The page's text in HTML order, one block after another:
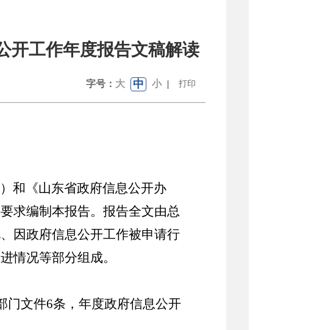
开工作年度报告文稿解读
字号： 大 中 小 | 打印
和《山东省政府信息公开办
求编制本报告。 报告全文由总
因政府信息公开工作被申请行
情况等部分组成。
门文件6条，年度政府信息公开